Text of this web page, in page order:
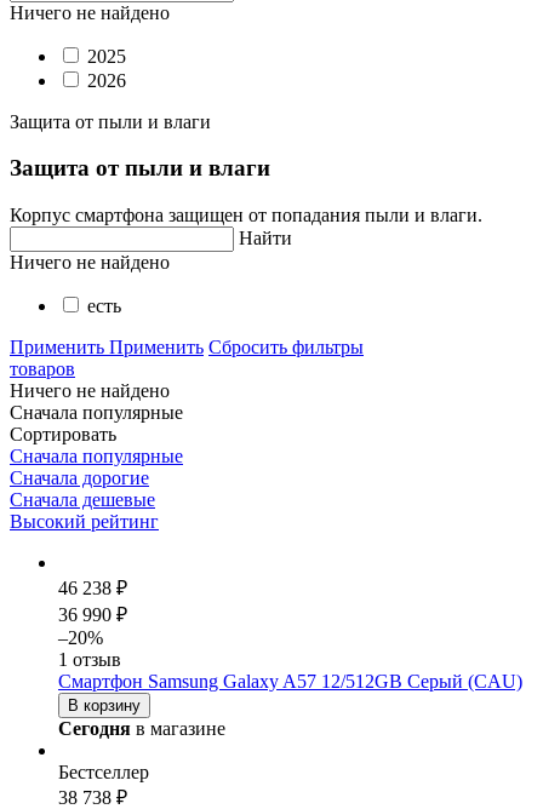
Ничего не найдено
2025
2026
Защита от пыли и влаги
Защита от пыли и влаги
Корпус смартфона защищен от попадания пыли и влаги.
Найти
Ничего не найдено
есть
Применить Применить Сбросить фильтры
товаров
Ничего не найдено
Сначала популярные
Сортировать
Сначала популярные
Сначала дорогие
Сначала дешевые
Высокий рейтинг
46 238 ₽
36 990 ₽
–20%
1 отзыв
Смартфон Samsung Galaxy A57 12/512GB Серый (CAU)
В корзину
Сегодня в магазине
Бестселлер
38 738 ₽